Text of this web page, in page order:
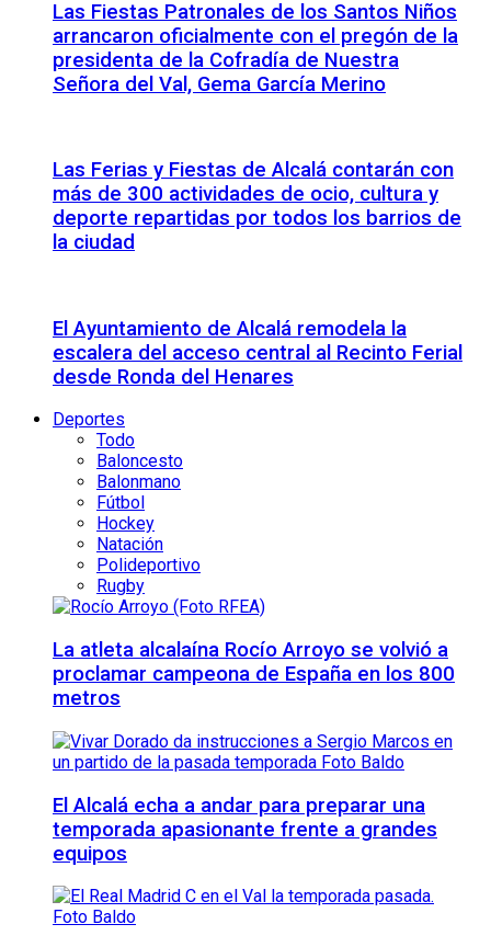
Las Fiestas Patronales de los Santos Niños
arrancaron oficialmente con el pregón de la
presidenta de la Cofradía de Nuestra
Señora del Val, Gema García Merino
Las Ferias y Fiestas de Alcalá contarán con
más de 300 actividades de ocio, cultura y
deporte repartidas por todos los barrios de
la ciudad
El Ayuntamiento de Alcalá remodela la
escalera del acceso central al Recinto Ferial
desde Ronda del Henares
Deportes
Todo
Baloncesto
Balonmano
Fútbol
Hockey
Natación
Polideportivo
Rugby
La atleta alcalaína Rocío Arroyo se volvió a
proclamar campeona de España en los 800
metros
El Alcalá echa a andar para preparar una
temporada apasionante frente a grandes
equipos